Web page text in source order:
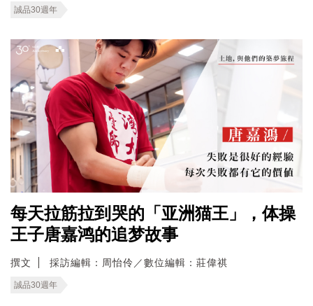
誠品30週年
每天拉筋拉到哭的「亚洲猫王」，体操
王子唐嘉鸿的追梦故事
撰文 採訪編輯：周怡伶／數位編輯：莊偉祺
誠品30週年